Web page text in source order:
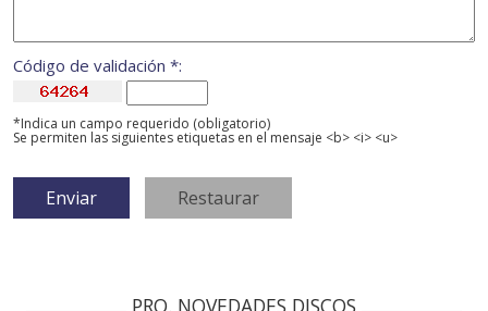
Código de validación *:
*Indica un campo requerido (obligatorio)
Se permiten las siguientes etiquetas en el mensaje <b> <i> <u>
PRO. NOVEDADES DISCOS